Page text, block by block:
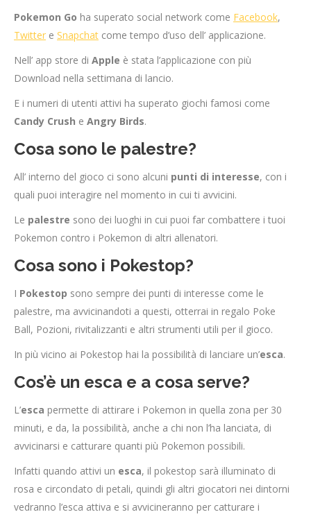
Pokemon Go ha superato social network come Facebook,
Twitter e Snapchat come tempo d’uso dell’ applicazione.
Nell’ app store di Apple è stata l’applicazione con più
Download nella settimana di lancio.
E i numeri di utenti attivi ha superato giochi famosi come
Candy Crush e Angry Birds.
Cosa sono le palestre?
All’ interno del gioco ci sono alcuni punti di interesse, con i
quali puoi interagire nel momento in cui ti avvicini.
Le palestre sono dei luoghi in cui puoi far combattere i tuoi
Pokemon contro i Pokemon di altri allenatori.
Cosa sono i Pokestop?
I Pokestop sono sempre dei punti di interesse come le
palestre, ma avvicinandoti a questi, otterrai in regalo Poke
Ball, Pozioni, rivitalizzanti e altri strumenti utili per il gioco.
In più vicino ai Pokestop hai la possibilità di lanciare un’esca.
Cos’è un esca e a cosa serve?
L’esca permette di attirare i Pokemon in quella zona per 30
minuti, e da, la possibilità, anche a chi non l’ha lanciata, di
avvicinarsi e catturare quanti più Pokemon possibili.
Infatti quando attivi un esca, il pokestop sarà illuminato di
rosa e circondato di petali, quindi gli altri giocatori nei dintorni
vedranno l’esca attiva e si avvicineranno per catturare i